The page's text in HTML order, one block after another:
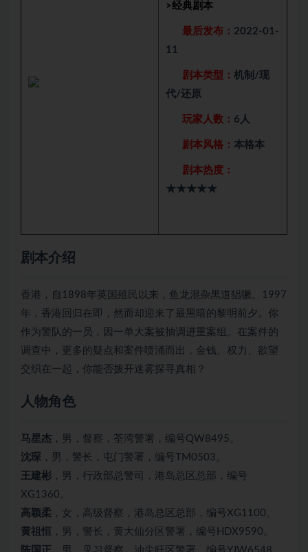
>经典剧本
最后发布： 2022-01-
11
剧本类型： 机制/现
代/还原
玩家人数： 6人
剧本风格： 本格本
剧本热度：
★★★★★
剧本介绍
香港，自1898年英国殖民以来，鱼龙混杂黑道猖獗。1997
年，香港回归在即，然而却迎来了最黑暗的黎明前夕。你
作为警队的一员，因一单大案被抽调进重案组。在案件的
调查中，更多的疑点和案件喷涌而出，金钱、权力、欲望
交织在一起，你能否拨开迷雾探寻真相？
人物角色
马星杰 ，男，督察，荃湾警署，编号QW8495。
沈琛 ，男，警长，屯门警署，编号TM0503。
王建彬 ，男，行政部总警司，港岛总区总部，编号
XG1360。
高颖柔 ，女，高级督察，港岛总区总部，编号XG1100。
黄祖恒 ，男，警长，黄大仙分区警署，编号HDX9590。